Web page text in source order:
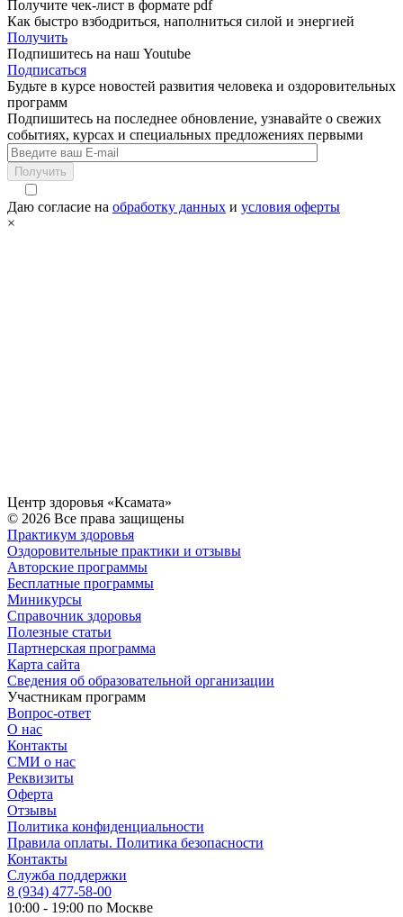
Получите чек-лист в формате pdf
Как быстро взбодриться, наполниться силой и энергией
Получить
Подпишитесь на наш Youtube
Подписаться
Будьте в курсе новостей развития человека и оздоровительных
программ
Подпишитесь на последнее обновление, узнавайте о свежих
событиях, курсах и специальных предложениях первыми
Получить
Даю согласие на обработку данных и условия оферты
×
Центр здоровья «Ксамата»
© 2026 Все права защищены
Практикум здоровья
Оздоровительные практики и отзывы
Авторские программы
Бесплатные программы
Миникурсы
Справочник здоровья
Полезные статьи
Партнерская программа
Карта сайта
Сведения об образовательной организации
Участникам программ
Вопрос-ответ
О нас
Контакты
СМИ о нас
Реквизиты
Оферта
Отзывы
Политика конфиденциальности
Правила оплаты. Политика безопасности
Контакты
Служба поддержки
8 (934) 477-58-00
10:00 - 19:00 по Москве